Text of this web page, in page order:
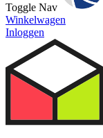
Toggle Nav
Winkelwagen
Inloggen